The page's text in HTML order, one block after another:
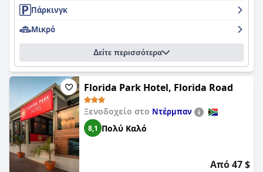
Πάρκινγκ
Μικρό
Δείτε περισσότερα
Florida Park Hotel, Florida Road
Ξενοδοχείο στο Ντέρμπαν
8,1 Πολύ Καλό
Από 47 $